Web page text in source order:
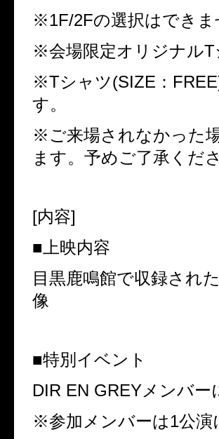
※1F/2Fの選択はできま
※会場限定オリジナルT
※Tシャツ(SIZE ：
す。
※ご来場されなかった
ます。予めご了承くださ
[内容]
■上映内容
目黒鹿鳴館で収録され
像
■特別イベント
DIR EN GREYメンバー
※参加メンバーは1公演